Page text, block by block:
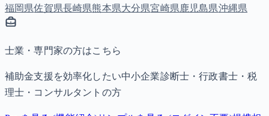
福岡県佐賀県長崎県熊本県大分県宮崎県鹿児島県沖縄県
士業・専門家の方はこちら
補助金支援を効率化したい中小企業診断士・行政書士・税
理士・コンサルタントの方